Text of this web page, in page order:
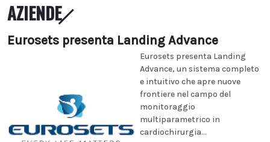
AZIENDE
Eurosets presenta Landing Advance
Eurosets presenta Landing
Advance, un sistema completo
e intuitivo che apre nuove
frontiere nel campo del
monitoraggio
multiparametrico in
cardiochirurgia...